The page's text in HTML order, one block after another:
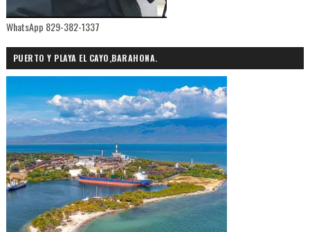
WhatsApp 829-382-1337
PUERTO Y PLAYA EL CAYO,BARAHONA.